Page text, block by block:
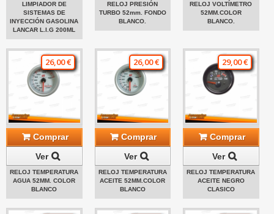
LIMPIADOR DE
SISTEMAS DE
INYECCIÓN GASOLINA
LANCAR L.I.G 200ML
RELOJ PRESIÓN
TURBO 52mm. FONDO
BLANCO.
RELOJ VOLTÍMETRO
52MM.COLOR
BLANCO.
26,00 €
Comprar
Ver
RELOJ TEMPERATURA
AGUA 52MM. COLOR
BLANCO
26,00 €
Comprar
Ver
RELOJ TEMPERATURA
ACEITE 52MM.COLOR
BLANCO
29,00 €
Comprar
Ver
RELOJ TEMPERATURA
ACEITE NEGRO
CLASICO